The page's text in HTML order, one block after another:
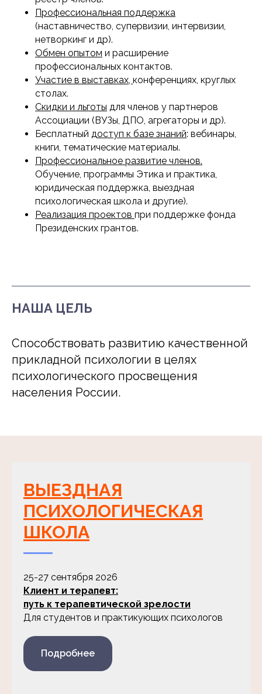
Профессиональная поддержка
(наставничество, супервизии, интервизии,
нетворкинг и др).
Обмен опытом и расширение
профессиональных контактов.
Участие в выставках, конференциях, круглых
столах.
Скидки и льготы для членов у партнеров
Ассоциации (ВУЗы, ДПО, агрегаторы и др).
Бесплатный доступ к базе знаний: вебинары,
книги, тематические материалы.
Профессиональное развитие членов.
Обучение, программы Этика и практика,
юридическая поддержка, выездная
психологическая школа и другие).
Реализация проектов при поддержке фонда
Президенских грантов.
НАША ЦЕЛЬ
Способствовать развитию качественной
прикладной психологии в целях
психологического просвещения
населения России.
ВЫЕЗДНАЯ
ПСИХОЛОГИЧЕСКАЯ
ШКОЛА
25-27 сентября 2026
Клиент и терапевт:
путь к терапевтической зрелости
Для студентов и практикующих психологов
Подробнее